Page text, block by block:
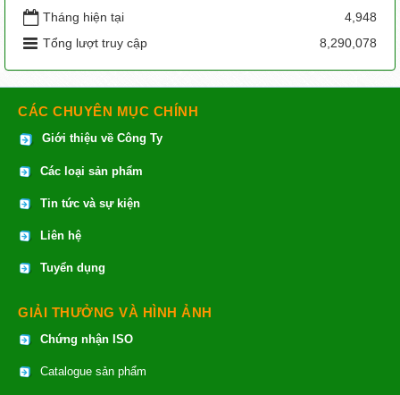
Tháng hiện tại
4,948
Tổng lượt truy cập
8,290,078
CÁC CHUYÊN MỤC CHÍNH
Giới thiệu về Công Ty
Các loại sản phẩm
Tin tức và sự kiện
Liên hệ
Tuyển dụng
GIẢI THƯỞNG VÀ HÌNH ẢNH
Chứng nhận ISO
Catalogue sản phẩm